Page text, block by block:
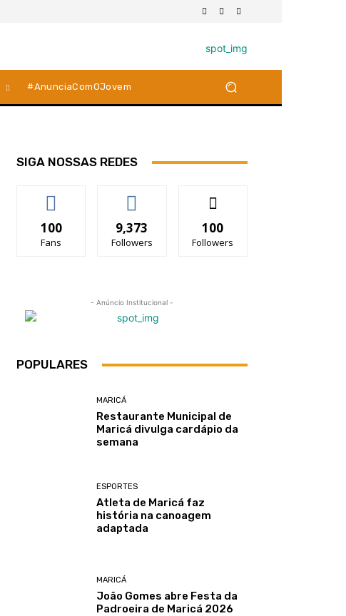
#AnunciaComOJovem
SIGA NOSSAS REDES
100
Fans
9,373
Followers
100
Followers
- Anúncio Institucional -
POPULARES
MARICÁ
Restaurante Municipal de
Maricá divulga cardápio da
semana
ESPORTES
Atleta de Maricá faz
história na canoagem
adaptada
MARICÁ
João Gomes abre Festa da
Padroeira de Maricá 2026